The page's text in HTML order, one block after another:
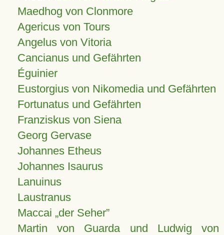
Maedhog von Clonmore
Agericus von Tours
Angelus von Vitoria
Cancianus und Gefährten
Éguinier
Eustorgius von Nikomedia und Gefährten
Fortunatus und Gefährten
Franziskus von Siena
Georg Gervase
Johannes Etheus
Johannes Isaurus
Lanuinus
Laustranus
Maccai „der Seher”
Martin von Guarda und Ludwig von